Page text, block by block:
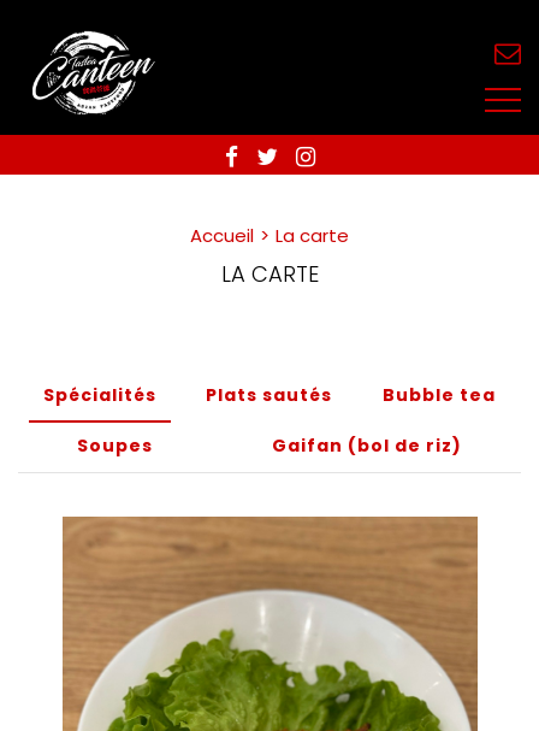
Accueil La carte
LA CARTE
Spécialités Plats sautés Bubble tea
Soupes Gaifan (bol de riz)